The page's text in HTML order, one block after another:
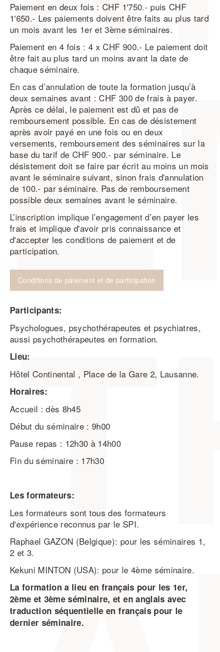
Paiement en deux fois : CHF 1'750.- puis CHF
1'650.- Les paiements doivent être faits au plus tard
un mois avant les 1er et 3ème séminaires.
Paiement en 4 fois : 4 x CHF 900.- Le paiement doit
être fait au plus tard un moins avant la date de
chaque séminaire.
En cas d’annulation de toute la formation jusqu’à
deux semaines avant : CHF 300 de frais à payer.
Après ce délai, le paiement est dû et pas de
remboursement possible. En cas de désistement
après avoir payé en une fois ou en deux
versements, remboursement des séminaires sur la
base du tarif de CHF 900.- par séminaire. Le
désistement doit se faire par écrit au moins un mois
avant le séminaire suivant, sinon frais d'annulation
de 100.- par séminaire. Pas de remboursement
possible deux semaines avant le séminaire.
L’inscription implique l’engagement d’en payer les
frais et implique d'avoir pris connaissance et
d'accepter les conditions de paiement et de
participation.
Conditions de paiement et de participation
Participants:
Psychologues, psychothérapeutes et psychiatres,
aussi psychothérapeutes en formation.
Lieu:
Hôtel Continental , Place de la Gare 2, Lausanne.
Horaires:
Accueil : dès 8h45
Début du séminaire : 9h00
Pause repas : 12h30 à 14h00
Fin du séminaire : 17h30
Les formateurs:
Les formateurs sont tous des formateurs
d'expérience reconnus par le SPI.
Raphael GAZON (Belgique): pour les séminaires 1,
2 et 3.
Kekuni MINTON (USA): pour le 4ème séminaire.
La formation a lieu en français pour les 1er,
2ème et 3ème séminaire, et en anglais avec
traduction séquentielle en français pour le
dernier séminaire.